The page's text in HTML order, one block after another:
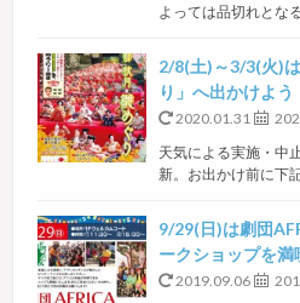
よっては品切れとな
2/8(土)～3/3(火)
り」へ出かけよう
2020.01.31
天気による実施・中
新。お出かけ前に下
9/29(日)は劇団
ークショップを満
2019.09.06